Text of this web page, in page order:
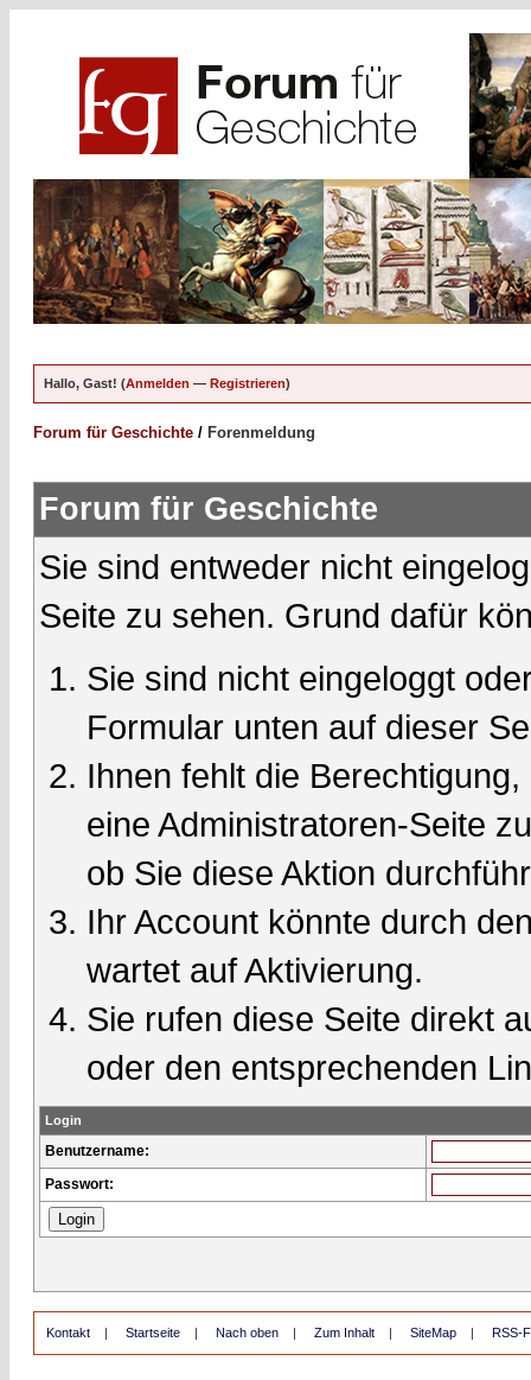
Hallo, Gast! (Anmelden — Registrieren)
Forum für Geschichte / Forenmeldung
Forum für Geschichte
Sie sind entweder nicht
Seite zu sehen. Grund dafür
Sie sind nicht eingeloggt
Formular unten auf dieser
Ihnen fehlt die
eine Administratoren-Seite
ob Sie diese Aktion
Ihr Account könnte durch
wartet auf Aktivierung.
Sie rufen diese Seite direkt
oder den entsprechenden
Login
Benutzername:
Passwort:
Kontakt | Startseite | Nach oben | Zum Inhalt | SiteMap | RSS-